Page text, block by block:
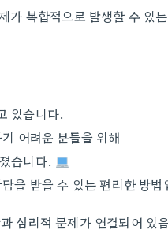
복합적으로 발생할 수 있
있습니다.
어려운 분들을 위해
습니다.
을 받을 수 있는 편리한 방법
심리적 문제가 연결되어 있